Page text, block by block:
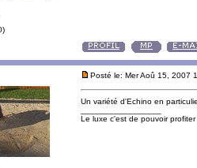
Posté le: Mer Aoû 15, 2007
Un variété d'Echino en
Le luxe c'est de pouvoir